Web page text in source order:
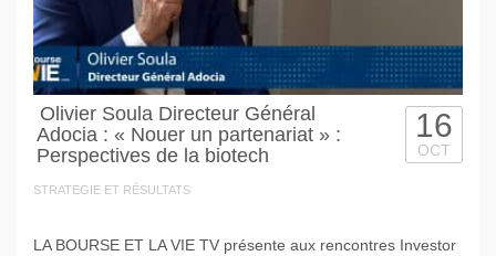
Olivier Soula Directeur Général
Adocia : « Nouer un partenariat » :
Perspectives de la biotech
STRATEGIE ET RÉSULTATS
16
OCT
LA BOURSE ET LA VIE TV présente aux rencontres Investor